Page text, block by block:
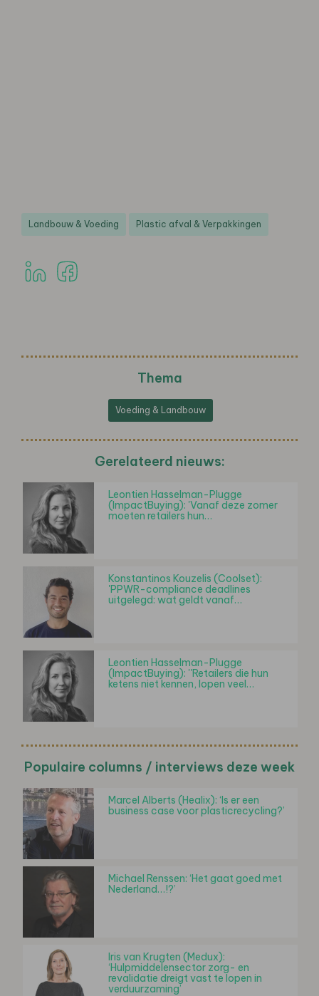
Landbouw & Voeding Plastic afval & Verpakkingen
Thema
Voeding & Landbouw
Gerelateerd nieuws:
Leontien Hasselman-Plugge
(ImpactBuying): 'Vanaf deze zomer
moeten retailers hun…
Konstantinos Kouzelis (Coolset):
'PPWR-compliance deadlines
uitgelegd: wat geldt vanaf…
Leontien Hasselman-Plugge
(ImpactBuying): ''Retailers die hun
ketens niet kennen, lopen veel…
Populaire columns / interviews deze week
Marcel Alberts (Healix): ‘Is er een
business case voor plasticrecycling?’
Michael Renssen: ‘Het gaat goed met
Nederland…!?’
Iris van Krugten (Medux):
‘Hulpmiddelensector zorg- en
revalidatie dreigt vast te lopen in
verduurzaming’